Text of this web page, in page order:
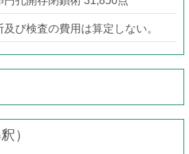
び検査の費用は算定しない。
）